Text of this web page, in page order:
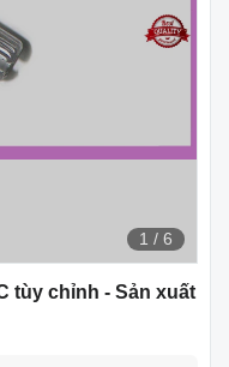
1 / 6
tùy chỉnh - Sản xuất